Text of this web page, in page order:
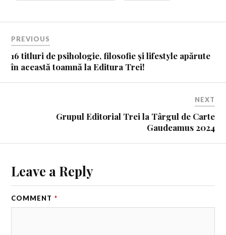
PREVIOUS
16 titluri de psihologie, filosofie și lifestyle apărute
în această toamnă la Editura Trei!
NEXT
Grupul Editorial Trei la Târgul de Carte
Gaudeamus 2024
Leave a Reply
COMMENT *